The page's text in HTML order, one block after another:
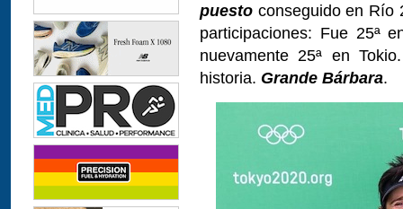
puesto conseguido en Río
participaciones: Fue 25ª
nuevamente 25ª en
historia. Grande Bárbara.